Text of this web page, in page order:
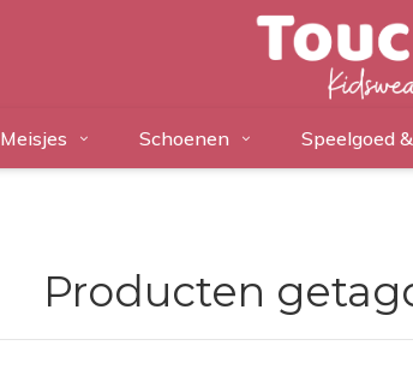
Meisjes Schoenen Speelgoed
Producten